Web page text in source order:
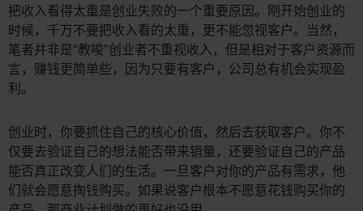
把收入看得太重是创业失败的一个重要原因。刚开始创业的
时候，千万不要把收入看的太重，更不能忽视客户。当然，
笔者并非是“教唆”创业者不重视收入，但是相对于客户资源而
言，赚钱更简单些，因为只要有客户，公司总有机会实现盈
利。
创业时，你要抓住自己的核心价值，然后去获取客户。你不
仅要去验证自己的想法能否带来销量，还要验证自己的产品
能否真正改变人们的生活。一旦客户对你的产品有需求，他
们就会愿意掏钱购买。如果说客户根本不愿意花钱购买你的